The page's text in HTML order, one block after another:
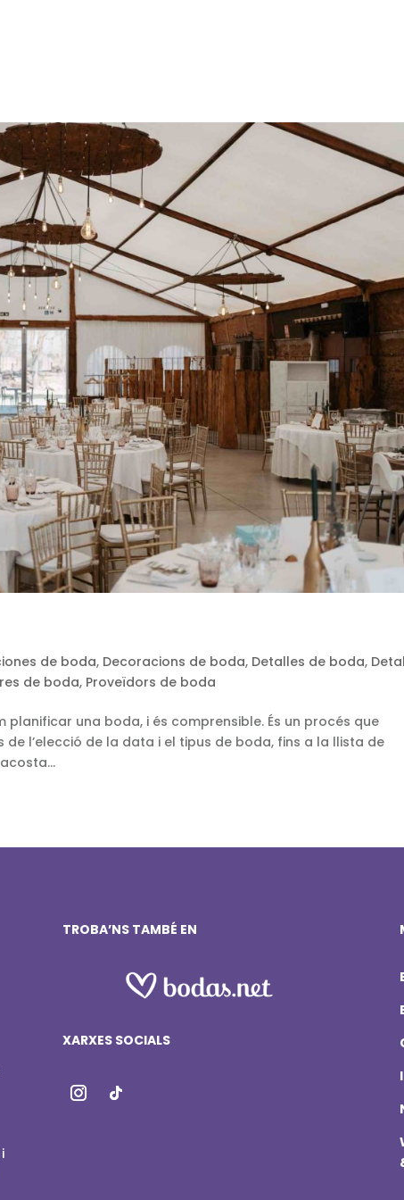
de boda, Decoracions de boda, Detalles de boda,
de boda, Proveïdors de boda
una boda, i és comprensible. És un procés que
l’elecció de la data i el tipus de boda, fins a la llista de
TROBA’NS TAMBÉ EN
XARXES SOCIALS